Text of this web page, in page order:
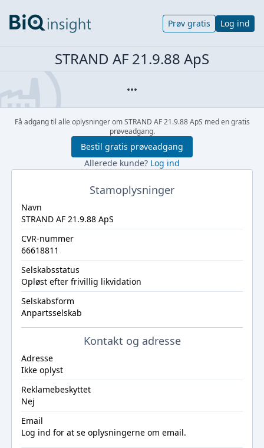
Prøv gratis Log ind
STRAND AF 21.9.88 ApS
Få adgang til alle oplysninger om STRAND AF 21.9.88 ApS med en gratis
prøveadgang.
Bestil gratis prøveadgang
Allerede kunde? Log ind
Stamoplysninger
Navn
STRAND AF 21.9.88 ApS
CVR-nummer
66618811
Selskabsstatus
Opløst efter frivillig likvidation
Selskabsform
Anpartsselskab
Kontakt og adresse
Adresse
Ikke oplyst
Reklamebeskyttet
Nej
Email
Log ind for at se oplysningerne om email.